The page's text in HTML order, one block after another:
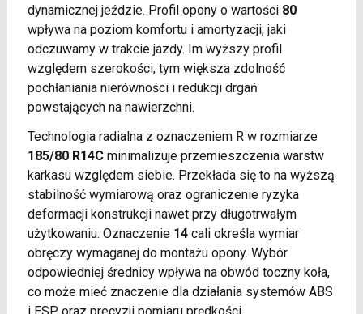
dynamicznej jeździe. Profil opony o wartości 80
wpływa na poziom komfortu i amortyzacji, jaki
odczuwamy w trakcie jazdy. Im wyższy profil
względem szerokości, tym większa zdolność
pochłaniania nierówności i redukcji drgań
powstających na nawierzchni.
Technologia radialna z oznaczeniem R w rozmiarze
185/80 R14Cminimalizuje przemieszczenia warstw
karkasu względem siebie. Przekłada się to na wyższą
stabilność wymiarową oraz ograniczenie ryzyka
deformacji konstrukcji nawet przy długotrwałym
użytkowaniu. Oznaczenie 14cali określa wymiar
obręczy wymaganej do montażu opony. Wybór
odpowiedniej średnicy wpływa na obwód toczny koła,
co może mieć znaczenie dla działania systemów ABS